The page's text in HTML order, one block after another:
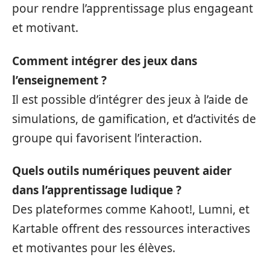
pour rendre l’apprentissage plus engageant
et motivant.
Comment intégrer des jeux dans
l’enseignement ?
Il est possible d’intégrer des jeux à l’aide de
simulations, de gamification, et d’activités de
groupe qui favorisent l’interaction.
Quels outils numériques peuvent aider
dans l’apprentissage ludique ?
Des plateformes comme Kahoot!, Lumni, et
Kartable offrent des ressources interactives
et motivantes pour les élèves.